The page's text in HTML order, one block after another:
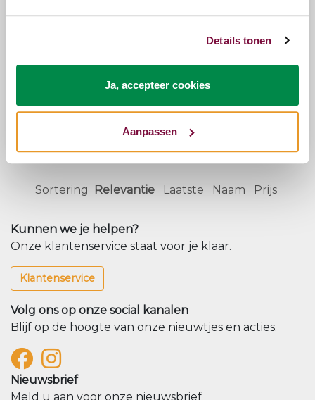
Details tonen
Ja, accepteer cookies
Aanpassen
Sortering Relevantie Laatste Naam Prijs
Kunnen we je helpen?
Onze klantenservice staat voor je klaar.
Klantenservice
Volg ons op onze social kanalen
Blijf op de hoogte van onze nieuwtjes en acties.
Nieuwsbrief
Meld u aan voor onze nieuwsbrief